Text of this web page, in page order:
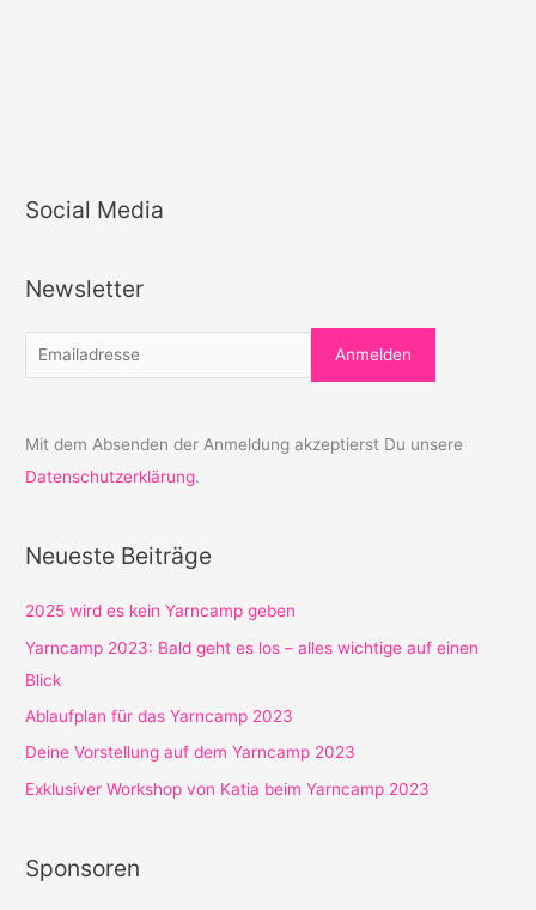
Social Media
Newsletter
Mit dem Absenden der Anmeldung akzeptierst Du unsere
Datenschutzerklärung.
Neueste Beiträge
2025 wird es kein Yarncamp geben
Yarncamp 2023: Bald geht es los – alles wichtige auf einen
Blick
Ablaufplan für das Yarncamp 2023
Deine Vorstellung auf dem Yarncamp 2023
Exklusiver Workshop von Katia beim Yarncamp 2023
Sponsoren